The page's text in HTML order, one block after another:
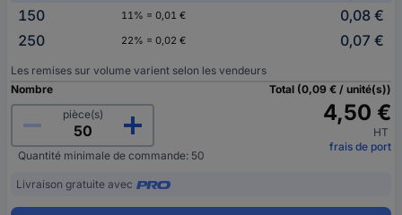
150
11% = 0,01 €
0,08 €
250
22% = 0,02 € 0,07 €
Les remises sur volume varient selon les vendeurs
Nombre
pièce(s)
Quantité minimale de commande: 50
Total (0,09 € / unité(s))
4,50 €
HT
frais de port
Livraison gratuite avec